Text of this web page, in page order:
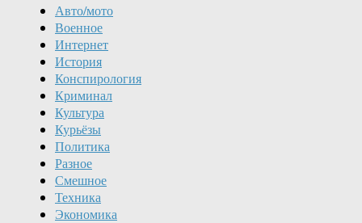
Авто/мото
Военное
Интернет
История
Конспирология
Криминал
Культура
Курьёзы
Политика
Разное
Смешное
Техника
Экономика